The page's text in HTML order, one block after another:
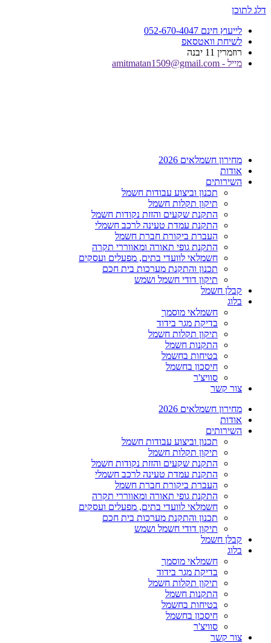
דלג לתוכן
לייעוץ חינם 052-670-4047
לשיחת וואטסאפ
רוזמרין 11 יבנה
מייל - amitmatan1509@gmail.com
מחירון חשמלאים 2026
אודות
השירותים
תכנון וביצוע עבודות חשמל
תיקון תקלות חשמל
התקנת שקעים והזזת נקודות חשמל
התקנת עמדת טעינה לרכב חשמלי
העברת ביקורת חברת חשמל
התקנת גופי תאורה ומאווררי תקרה
חשמלאי לוועדי בתים, מפעלים ועסקים
תכנון והתקנת מערכות בית חכם
תיקון דודי חשמל ושמש
קבלן חשמל
בלוג
חשמלאי מוסמך
בדיקת מגר בידוד
תיקון תקלות חשמל
התקנות חשמל
בטיחות בחשמל
חיסכון בחשמל
סוויצ'ר
צור קשר
מחירון חשמלאים 2026
אודות
השירותים
תכנון וביצוע עבודות חשמל
תיקון תקלות חשמל
התקנת שקעים והזזת נקודות חשמל
התקנת עמדת טעינה לרכב חשמלי
העברת ביקורת חברת חשמל
התקנת גופי תאורה ומאווררי תקרה
חשמלאי לוועדי בתים, מפעלים ועסקים
תכנון והתקנת מערכות בית חכם
תיקון דודי חשמל ושמש
קבלן חשמל
בלוג
חשמלאי מוסמך
בדיקת מגר בידוד
תיקון תקלות חשמל
התקנות חשמל
בטיחות בחשמל
חיסכון בחשמל
סוויצ'ר
צור קשר